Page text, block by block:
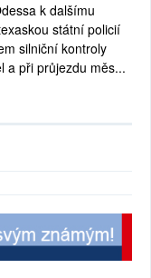
k dalšímu
státní policií
silniční kontroly
a při průjezdu měs...